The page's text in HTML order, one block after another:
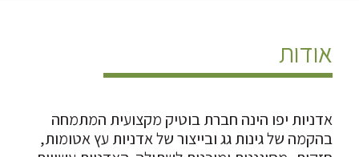
אודות
אדניות יפו הינה חברת בוטיק מקצועית המתמחה
בהקמה של גינות גג ובייצור של אדניות עץ אטומות,